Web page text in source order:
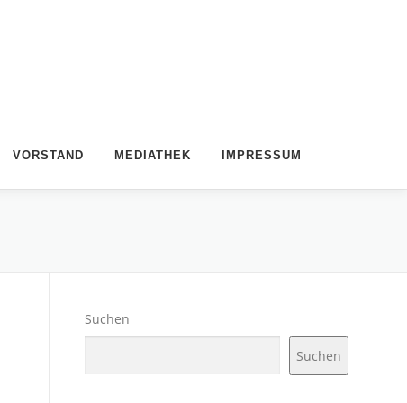
VORSTAND MEDIATHEK IMPRESSUM
Suchen
Suchen